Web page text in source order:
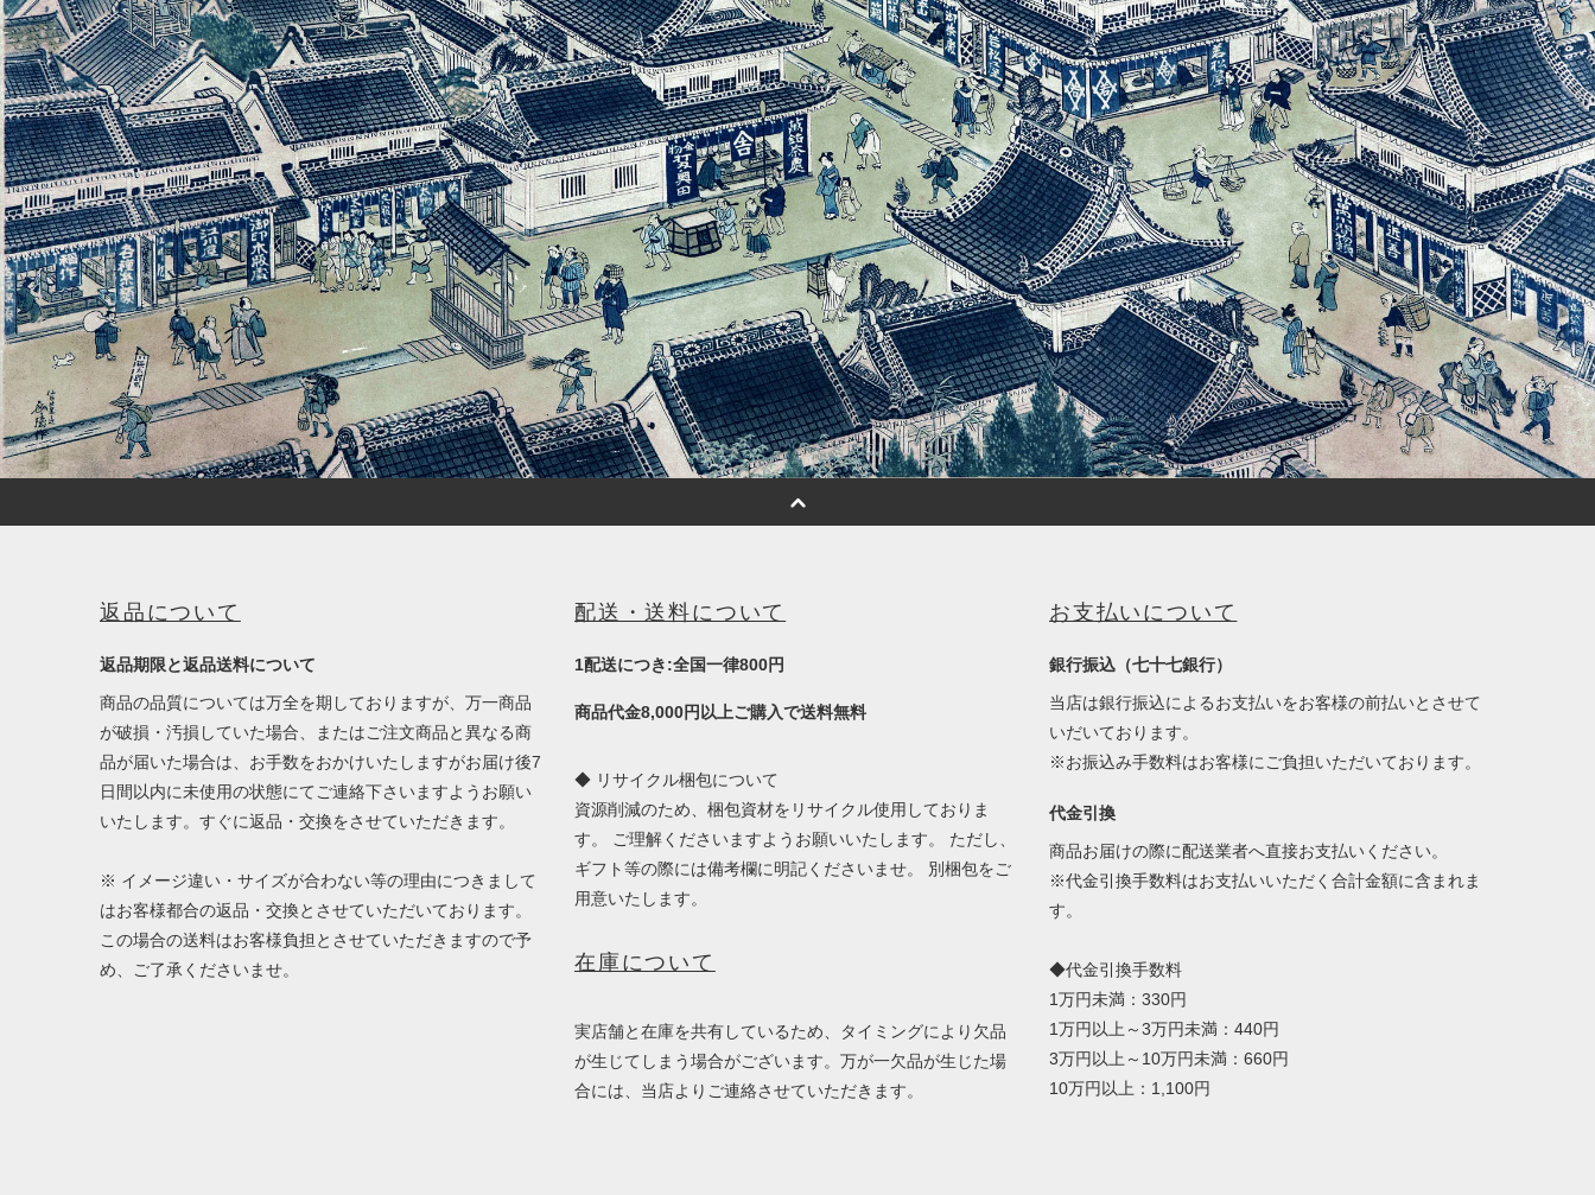
返品について
返品期限と返品送料について
商品の品質については万全を期しておりますが、万一商品
が破損・汚損していた場合、またはご注文商品と異なる商
品が届いた場合は、お手数をおかけいたしますがお届け後7
日間以内に未使用の状態にてご連絡下さいますようお願い
いたします。すぐに返品・交換をさせていただきます。
※ イメージ違い・サイズが合わない等の理由につきまして
はお客様都合の返品・交換とさせていただいております。
この場合の送料はお客様負担とさせていただきますので予
め、ご了承くださいませ。
配送・送料について
1配送につき:全国一律800円
商品代金8,000円以上ご購入で送料無料
◆ リサイクル梱包について
資源削減のため、梱包資材をリサイクル使用しておりま
す。 ご理解くださいますようお願いいたします。 ただし、
ギフト等の際には備考欄に明記くださいませ。 別梱包をご
用意いたします。
在庫について
実店舗と在庫を共有しているため、タイミングにより欠品
が生じてしまう場合がございます。万が一欠品が生じた場
合には、当店よりご連絡させていただきます。
お支払いについて
銀行振込（七十七銀行）
当店は銀行振込によるお支払いをお客様の前払いとさせて
いだいております。
※お振込み手数料はお客様にご負担いただいております。
代金引換
商品お届けの際に配送業者へ直接お支払いください。
※代金引換手数料はお支払いいただく合計金額に含まれま
す。
◆代金引換手数料
1万円未満：330円
1万円以上～3万円未満：440円
3万円以上～10万円未満：660円
10万円以上：1,100円